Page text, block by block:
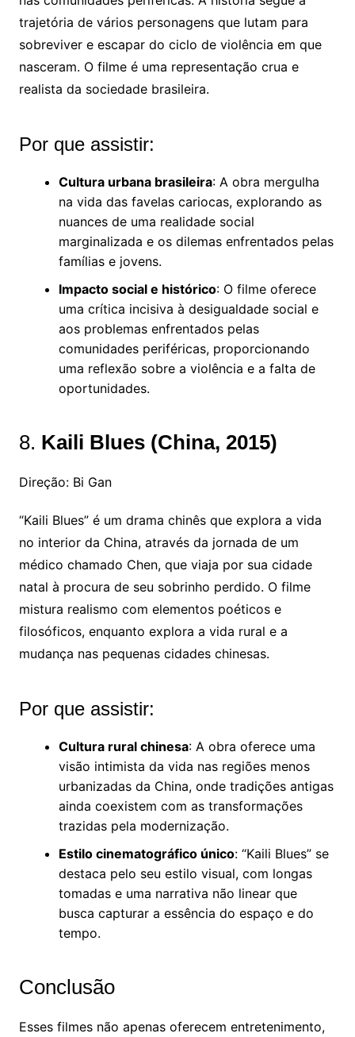
trajetória de vários personagens que lutam para
sobreviver e escapar do ciclo de violência em que
nasceram. O filme é uma representação crua e
realista da sociedade brasileira.
Por que assistir:
Cultura urbana brasileira: A obra mergulha
na vida das favelas cariocas, explorando as
nuances de uma realidade social
marginalizada e os dilemas enfrentados pelas
famílias e jovens.
Impacto social e histórico: O filme oferece
uma crítica incisiva à desigualdade social e
aos problemas enfrentados pelas
comunidades periféricas, proporcionando
uma reflexão sobre a violência e a falta de
oportunidades.
8. Kaili Blues (China, 2015)
Direção: Bi Gan
“Kaili Blues” é um drama chinês que explora a vida
no interior da China, através da jornada de um
médico chamado Chen, que viaja por sua cidade
natal à procura de seu sobrinho perdido. O filme
mistura realismo com elementos poéticos e
filosóficos, enquanto explora a vida rural e a
mudança nas pequenas cidades chinesas.
Por que assistir:
Cultura rural chinesa: A obra oferece uma
visão intimista da vida nas regiões menos
urbanizadas da China, onde tradições antigas
ainda coexistem com as transformações
trazidas pela modernização.
Estilo cinematográfico único: “Kaili Blues” se
destaca pelo seu estilo visual, com longas
tomadas e uma narrativa não linear que
busca capturar a essência do espaço e do
tempo.
Conclusão
Esses filmes não apenas oferecem entretenimento,